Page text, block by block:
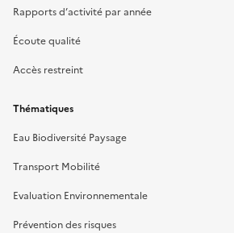
Rapports d’activité par année
Écoute qualité
Accès restreint
Thématiques
Eau Biodiversité Paysage
Transport Mobilité
Evaluation Environnementale
Prévention des risques